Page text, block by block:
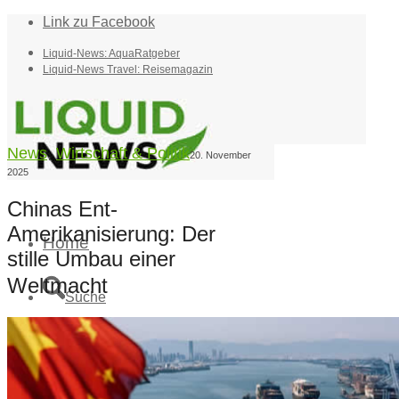
Link zu Facebook
Liquid-News: AquaRatgeber
Liquid-News Travel: Reisemagazin
Home
Suche
Menü Menü
News,Wirtschaft & Politik20. November
2025
Chinas Ent-
Amerikanisierung: Der
stille Umbau einer
Weltmacht